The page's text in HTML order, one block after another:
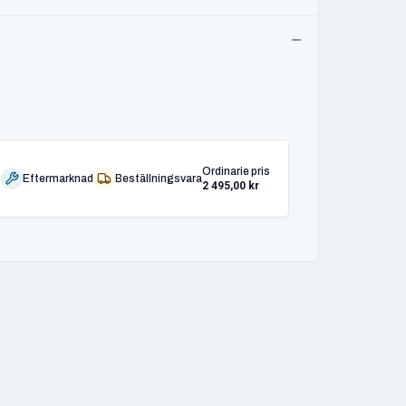
Eftermarknad Beställningsvara
Ordinarie pris
2 495,00 kr